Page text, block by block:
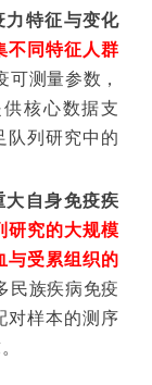
特征与变化
不同特征人群
可测量参数，
核心数据支
队列研究中的
自身免疫疾
研究的大规模
与受累组织的
民族疾病免疫
对样本的测序